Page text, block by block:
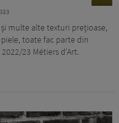
multe alte texturi prețioase,
toate fac parte din
2022/23 Métiers d'Art.